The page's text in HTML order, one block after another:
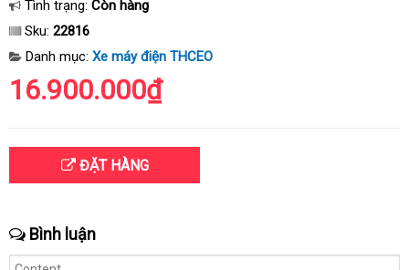
Tình trạng: Còn hàng
Sku: 22816
Danh mục: Xe máy điện THCEO
16.900.000₫
ĐẶT HÀNG
Bình luận